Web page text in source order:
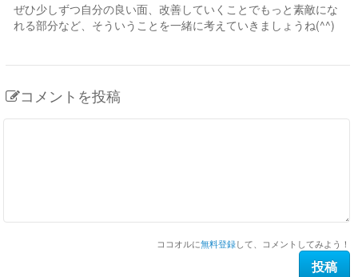
ぜひ少しずつ自分の良い面、改善していくことでもっと素敵にな
れる部分など、そういうことを一緒に考えていきましょうね(^^)
コメントを投稿
ココオルに無料登録して、コメントしてみよう！